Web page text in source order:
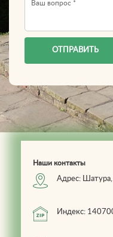
Вопрос*
ОТПРАВИТЬ
Наши контакты
Адрес:
Индекс: